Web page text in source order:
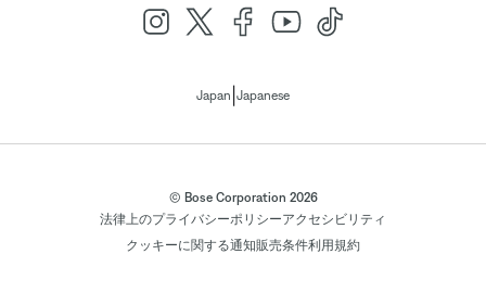
Japan Japanese
© Bose Corporation 2026
法律上のプライバシーポリシーアクセシビリティ
クッキーに関する通知販売条件利用規約